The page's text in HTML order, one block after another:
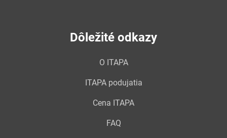
Dôležité odkazy
O ITAPA
ITAPA podujatia
Cena ITAPA
FAQ